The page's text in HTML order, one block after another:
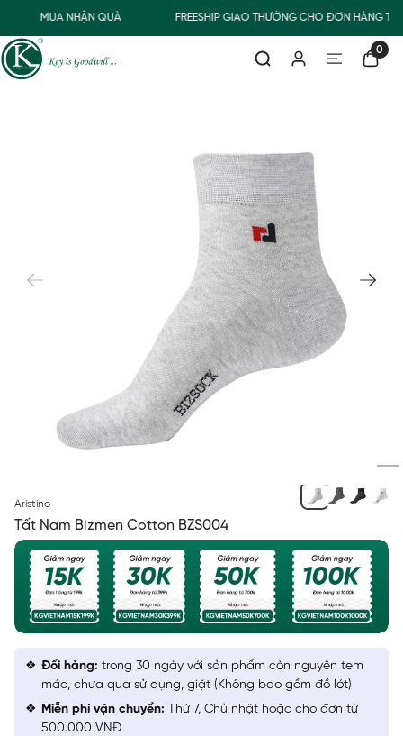
MUA NHẬN QUÀ FREESHIP GIAO THƯỜNG CHO ĐƠN HÀNG
0
Aristino
Tất Nam Bizmen Cotton BZS004
Đổi hàng: trong 30 ngày với sản phẩm còn nguyên tem
mác, chưa qua sử dụng, giặt (Không bao gồm đồ lót)
Miễn phí vận chuyển: Thứ 7, Chủ nhật hoặc cho đơn từ
500.000 VNĐ